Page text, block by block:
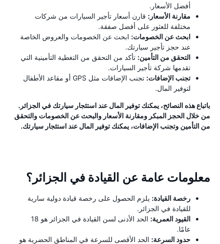
أفضل الأسعار.
مقارنة الأسعار: قارن أسعار تأجير السيارات من شركات
مختلفة للعثور على أفضل صفقة.
ابحث عن الخصومات: ابحث عن الخصومات والعروض الخاصة
عند حجز تأجير سيارتك.
التحقق من التأمين: تأكد من التحقق من التغطية التأمينية التي
تقدمها شركة تأجير السيارات.
تجنب الإضافات:
تجنب الإضافات مثل GPS أو مقاعد الأطفال
لتوفير المال.
باتباع هذه النصائح، يمكنك توفير المال عند استئجار سيارتك في الجزائر.
من خلال الحجز المبكر ومقارنة الأسعار والبحث عن الخصومات والتحقق
من التأمين وتجنب الإضافات، يمكنك توفير المال عند استئجار سيارتك.
معلومات عامة عن القيادة في الجزائر؟
رخصة القيادة: يلزم الحصول على رخصة قيادة دولية سارية
للقيادة في الجزائر.
القيود العمرية:
الحد الأدنى لسن القيادة في الجزائر هو 18
عامًا.
حدود السرعة: الحد الأقصى للسرعة في المناطق الحضرية هو